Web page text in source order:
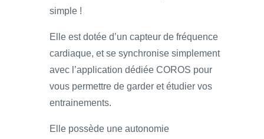
simple !
Elle est dotée d’un capteur de fréquence
cardiaque, et se synchronise simplement
avec l’application dédiée COROS pour
vous permettre de garder et étudier vos
entrainements.
Elle possède une autonomie